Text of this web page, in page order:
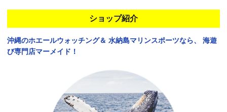
ショップ紹介
沖縄のホエールウォッチング＆ 水納島マリンスポーツなら、
海遊
び専門店マーメイド！